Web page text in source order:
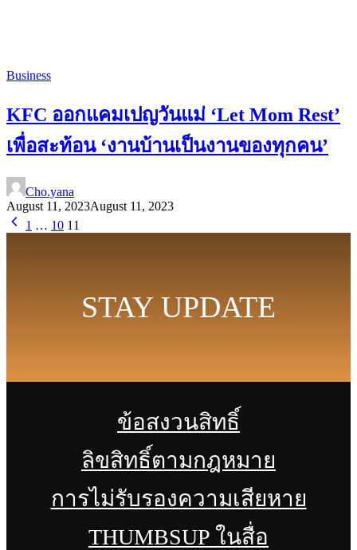
Business
KFC ออกแคมเปญวันแม่ ‘Let Mom Rest’
เพื่อสะท้อน ‘งานบ้านเป็นงานของทุกคน’
Cho.yana
August 11, 2023August 11, 2023
1 … 10 11
STAY UPDATE
ข้อสงวนสิทธิ์
ลิขสิทธิ์ตามกฎหมาย
การไม่รับรองความเสียหาย
THUMBSUP ในสื่อ